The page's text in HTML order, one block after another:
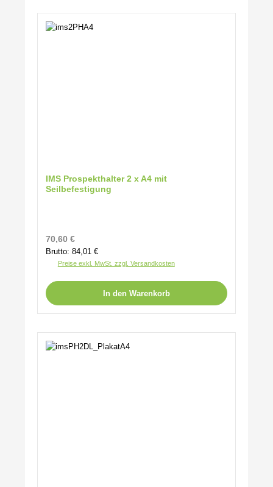
IMS Prospekthalter 2 x A4 mit
Seilbefestigung
Regulärer Preis:
70,60 €
Brutto: 84,01 €
Preise exkl. MwSt. zzgl. Versandkosten
In den Warenkorb